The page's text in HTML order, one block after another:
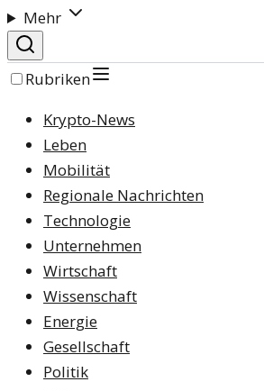
Mehr
Rubriken
Krypto-News
Leben
Mobilität
Regionale Nachrichten
Technologie
Unternehmen
Wirtschaft
Wissenschaft
Energie
Gesellschaft
Politik